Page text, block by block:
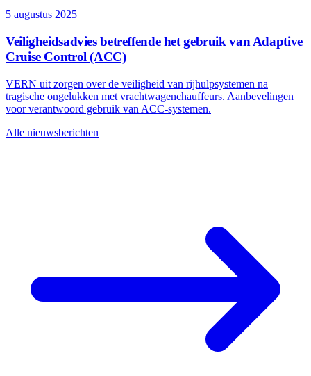
5 augustus 2025
Veiligheidsadvies betreffende het gebruik van Adaptive
Cruise Control (ACC)
VERN uit zorgen over de veiligheid van rijhulpsystemen na
tragische ongelukken met vrachtwagenchauffeurs. Aanbevelingen
voor verantwoord gebruik van ACC-systemen.
Alle nieuwsberichten